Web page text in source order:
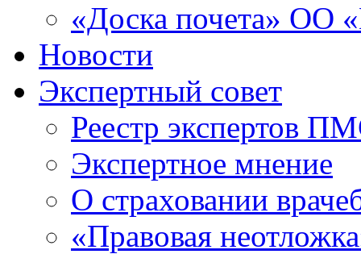
«Доска почета»
Новости
Экспертный совет
Реестр экспертов
Экспертное мнение
О страховании
«Правовая